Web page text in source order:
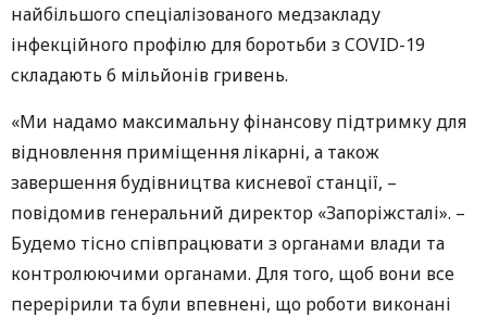
найбільшого спеціалізованого медзакладу
інфекційного профілю для боротьби з COVID-19
складають 6 мільйонів гривень.
«Ми надамо максимальну фінансову підтримку для
відновлення приміщення лікарні, а також
завершення будівництва кисневої станції, –
повідомив генеральний директор «Запоріжсталі». –
Будемо тісно співпрацювати з органами влади та
контролюючими органами. Для того, щоб вони все
перерірили та були впевнені, що роботи виконані